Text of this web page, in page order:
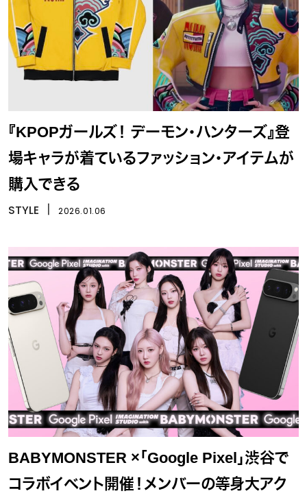
『KPOPガールズ！ デーモン・ハンターズ』登
場キャラが着ているファッション・アイテムが
購入できる
STYLE 2026.01.06
BABYMONSTER ×「Google Pixel」渋谷で
コラボイベント開催！メンバーの等身大アク